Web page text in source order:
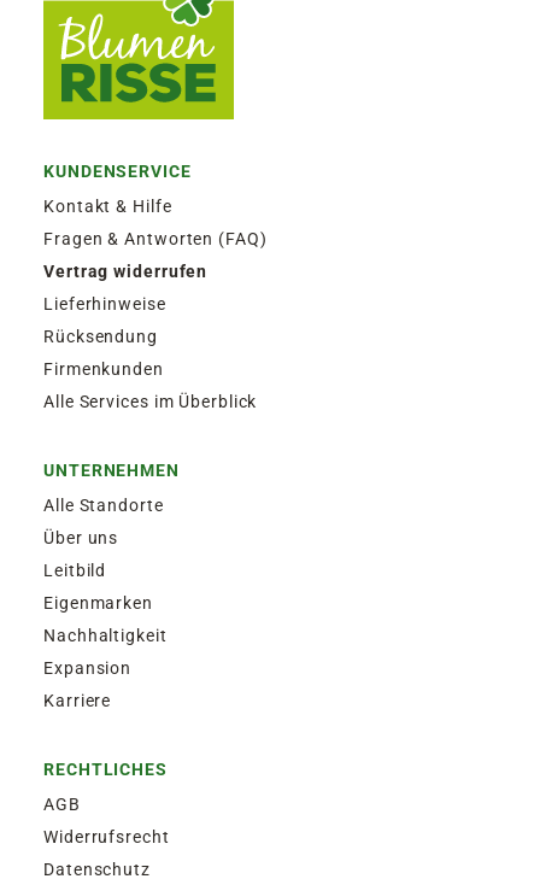
KUNDENSERVICE
Kontakt & Hilfe
Fragen & Antworten (FAQ)
Vertrag widerrufen
Lieferhinweise
Rücksendung
Firmenkunden
Alle Services im Überblick
UNTERNEHMEN
Alle Standorte
Über uns
Leitbild
Eigenmarken
Nachhaltigkeit
Expansion
Karriere
RECHTLICHES
AGB
Widerrufsrecht
Datenschutz